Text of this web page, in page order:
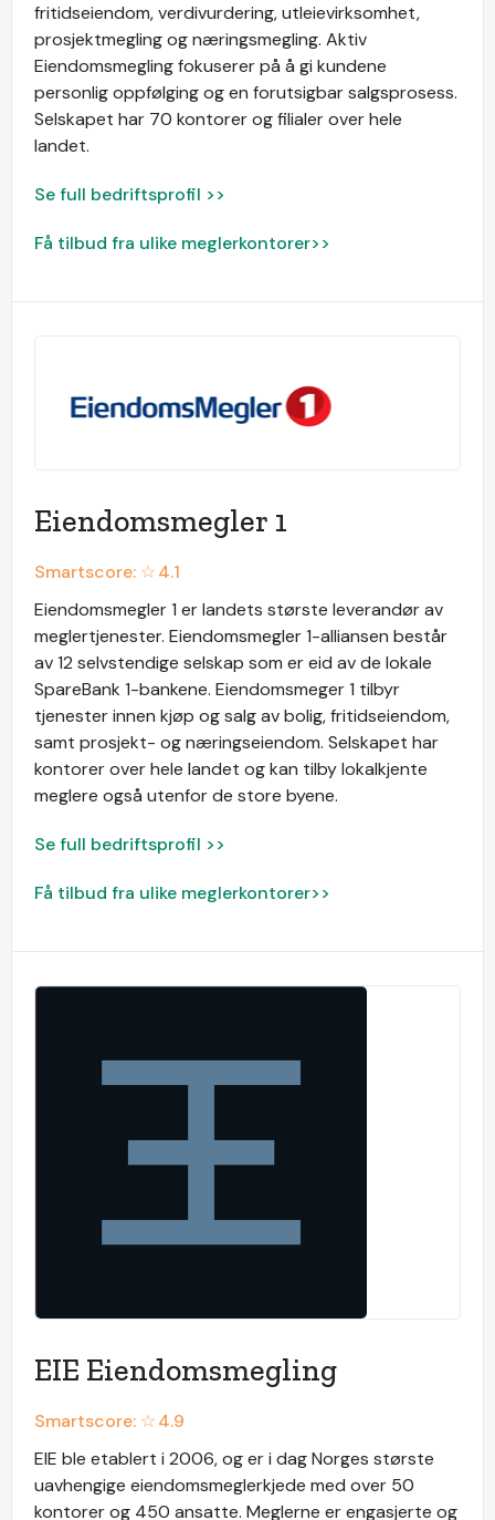
fritidseiendom, verdivurdering, utleievirksomhet,
prosjektmegling og næringsmegling. Aktiv
Eiendomsmegling fokuserer på å gi kundene
personlig oppfølging og en forutsigbar salgsprosess.
Selskapet har 70 kontorer og filialer over hele
landet.
Se full bedriftsprofil >>
Få tilbud fra ulike meglerkontorer>>
Eiendomsmegler 1
Smartscore: ☆4.1
Eiendomsmegler 1 er landets største leverandør av
meglertjenester. Eiendomsmegler 1-alliansen består
av 12 selvstendige selskap som er eid av de lokale
SpareBank 1-bankene. Eiendomsmeger 1 tilbyr
tjenester innen kjøp og salg av bolig, fritidseiendom,
samt prosjekt- og næringseiendom. Selskapet har
kontorer over hele landet og kan tilby lokalkjente
meglere også utenfor de store byene.
Se full bedriftsprofil >>
Få tilbud fra ulike meglerkontorer>>
EIE Eiendomsmegling
Smartscore: ☆4.9
EIE ble etablert i 2006, og er i dag Norges største
uavhengige eiendomsmeglerkjede med over 50
kontorer og 450 ansatte. Meglerne er engasjerte og